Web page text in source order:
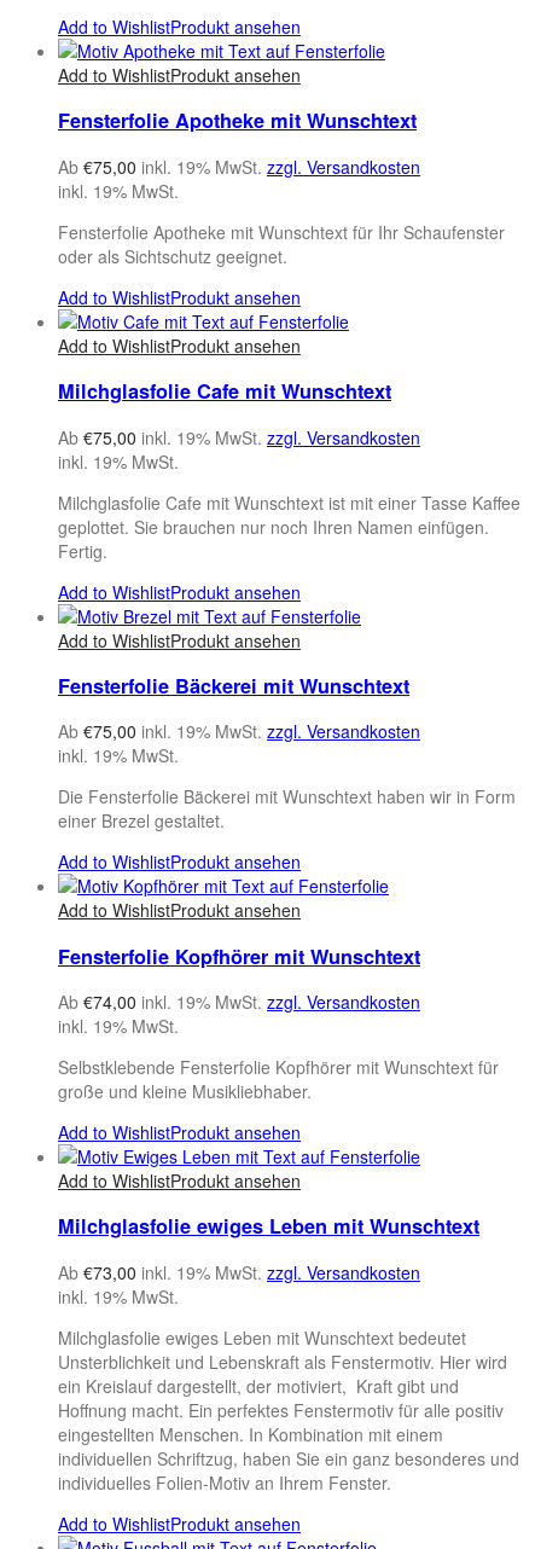
Add to WishlistProdukt ansehen
Add to WishlistProdukt ansehen
Fensterfolie Apotheke mit Wunschtext
Ab €75,00 inkl. 19% MwSt. zzgl. Versandkosten
inkl. 19% MwSt.
Fensterfolie Apotheke mit Wunschtext für Ihr Schaufenster
oder als Sichtschutz geeignet.
Add to WishlistProdukt ansehen
Add to WishlistProdukt ansehen
Milchglasfolie Cafe mit Wunschtext
Ab €75,00 inkl. 19% MwSt. zzgl. Versandkosten
inkl. 19% MwSt.
Milchglasfolie Cafe mit Wunschtext ist mit einer Tasse Kaffee
geplottet. Sie brauchen nur noch Ihren Namen einfügen.
Fertig.
Add to WishlistProdukt ansehen
Add to WishlistProdukt ansehen
Fensterfolie Bäckerei mit Wunschtext
Ab €75,00 inkl. 19% MwSt. zzgl. Versandkosten
inkl. 19% MwSt.
Die Fensterfolie Bäckerei mit Wunschtext haben wir in Form
einer Brezel gestaltet.
Add to WishlistProdukt ansehen
Add to WishlistProdukt ansehen
Fensterfolie Kopfhörer mit Wunschtext
Ab €74,00 inkl. 19% MwSt. zzgl. Versandkosten
inkl. 19% MwSt.
Selbstklebende Fensterfolie Kopfhörer mit Wunschtext für
große und kleine Musikliebhaber.
Add to WishlistProdukt ansehen
Add to WishlistProdukt ansehen
Milchglasfolie ewiges Leben mit Wunschtext
Ab €73,00 inkl. 19% MwSt. zzgl. Versandkosten
inkl. 19% MwSt.
Milchglasfolie ewiges Leben mit Wunschtext bedeutet
Unsterblichkeit und Lebenskraft als Fenstermotiv. Hier wird
ein Kreislauf dargestellt, der motiviert, Kraft gibt und
Hoffnung macht. Ein perfektes Fenstermotiv für alle positiv
eingestellten Menschen. In Kombination mit einem
individuellen Schriftzug, haben Sie ein ganz besonderes und
individuelles Folien-Motiv an Ihrem Fenster.
Add to WishlistProdukt ansehen